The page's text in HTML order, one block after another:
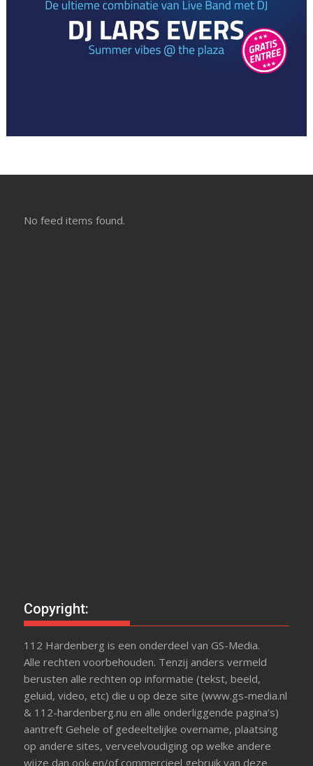
No feed items found.
Copyright:
112 Hardenberg is een onderdeel van GS-Media.
Alle rechten voorbehouden. Tenzij anders vermeld
berusten alle rechten op informatie (tekst, beeld,
geluid, video, etc) die u op deze site (www.gs-media.nl
& 112-hardenberg.nu en alle onderliggende pagina’s)
aantreft Gehele of gedeeltelijke overname, plaatsing
op andere sites, verveelvoudiging op welke andere
wijze dan ook en/of commercieel gebruik van deze